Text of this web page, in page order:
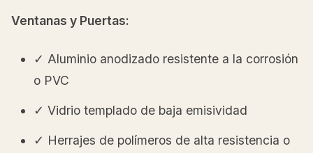
Ventanas y Puertas:
✓ Aluminio anodizado resistente a la corrosión
o PVC
✓ Vidrio templado de baja emisividad
✓ Herrajes de polímeros de alta resistencia o